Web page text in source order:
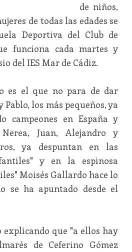
de niños,
de todas las edades se
Deportiva del Club de
funciona cada martes y
del IES Mar de Cádiz.
es el que no para de dar
los más pequeños, ya
campeones en España y
Juan, Alejandro y
ya despuntan en las
y en la espinosa
Moisés Gallardo hace lo
se ha apuntado desde el
explicando que "a ellos hay
de Ceferino Gómez